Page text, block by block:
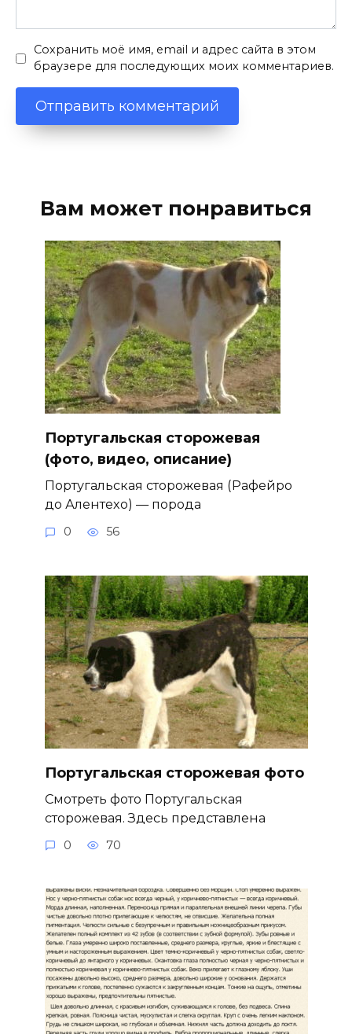
Сохранить моё имя, email и адрес сайта в этом
браузере для последующих моих комментариев.
Вам может понравиться
Португальская сторожевая
(фото, видео, описание)
Португальская сторожевая (Рафейро
до Алентехо) — порода
0 56
Португальская сторожевая фото
Смотреть фото Португальская
сторожевая. Здесь представлена
0 70